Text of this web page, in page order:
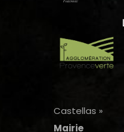
Castellas »
Mairie